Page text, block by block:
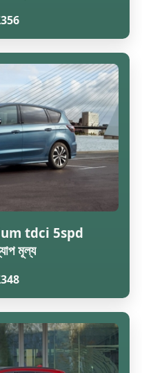
tdci 5spd
মূল্য